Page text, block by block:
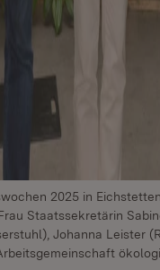
2025 in
Staatssekretärin
Johanna Leister